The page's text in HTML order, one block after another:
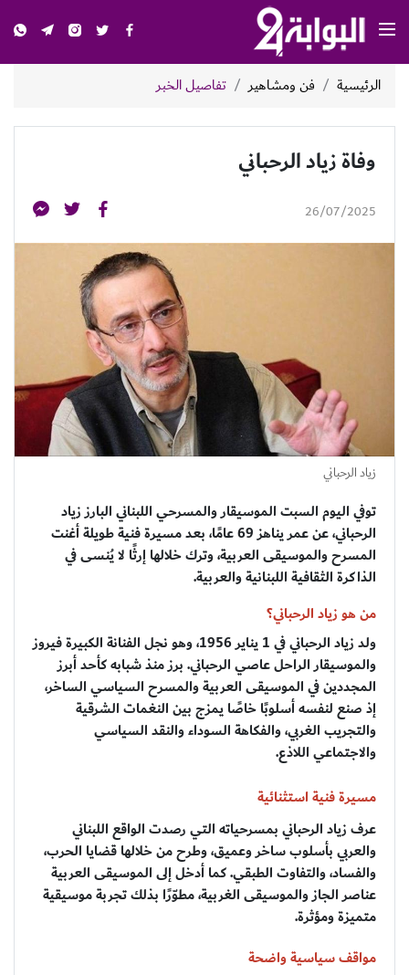
الرئيسية فن ومشاهير تفاصيل الخبر
وفاة زياد الرحباني
26/07/2025
زياد الرحباني
توفي اليوم السبت الموسيقار والمسرحي اللبناني البارز زياد
الرحباني، عن عمر يناهز 69 عامًا، بعد مسيرة فنية طويلة أغنت
المسرح والموسيقى العربية، وترك خلالها إرثًا لا يُنسى في
الذاكرة الثقافية اللبنانية والعربية.
من هو زياد الرحباني؟
ولد زياد الرحباني في 1 يناير 1956، وهو نجل الفنانة الكبيرة فيروز
والموسيقار الراحل عاصي الرحباني. برز منذ شبابه كأحد أبرز
المجددين في الموسيقى العربية والمسرح السياسي الساخر،
إذ صنع لنفسه أسلوبًا خاصًا يمزج بين النغمات الشرقية
والتجريب الغربي، والفكاهة السوداء والنقد السياسي
والاجتماعي اللاذع.
مسيرة فنية استثنائية
عرف زياد الرحباني بمسرحياته التي رصدت الواقع اللبناني
والعربي بأسلوب ساخر وعميق، وطرح من خلالها قضايا الحرب،
والفساد، والتفاوت الطبقي. كما أدخل إلى الموسيقى العربية
عناصر الجاز والموسيقى الغربية، مطوّرًا بذلك تجربة موسيقية
متميزة ومؤثرة.
مواقف سياسية واضحة